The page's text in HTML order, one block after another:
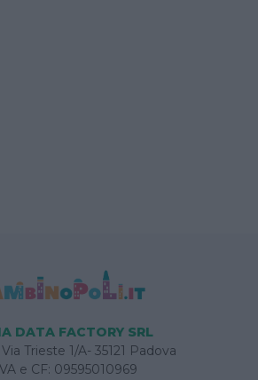
DATA FACTORY SRL
Trieste 1/A- 35121 Padova
e CF: 09595010969